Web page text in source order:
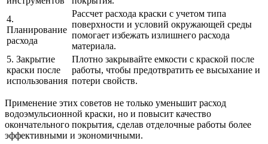
4.
Планирование
расхода
Рассчет расхода краски с учетом типа
поверхности и условий окружающей среды
помогает избежать излишнего расхода
материала.
5. Закрытие
краски после
использования
Плотно закрывайте емкости с краской после
работы, чтобы предотвратить ее высыхание и
потери свойств.
Применение этих советов не только уменьшит расход
водоэмульсионной краски, но и повысит качество
окончательного покрытия, сделав отделочные работы более
эффективными и экономичными.